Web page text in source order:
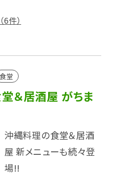
（6件）
食堂
＆居酒屋 がちま
沖縄料理の食堂＆居酒
屋 新メニューも続々登
場!!